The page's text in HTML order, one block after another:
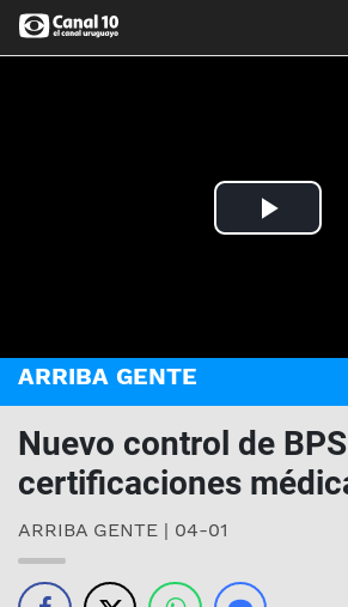
Play
ARRIBA GENTE
Nuevo control de
certificaciones
ARRIBA GENTE | 04-01